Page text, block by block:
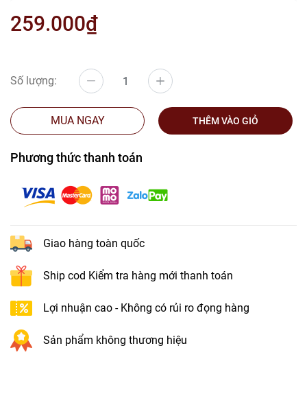
259.000₫
Số lượng:
MUA NGAY THÊM VÀO GIỎ
Phương thức thanh toán
Giao hàng toàn quốc
Ship cod Kiểm tra hàng mới thanh toán
Lợi nhuận cao - Không có rủi ro đọng hàng
Sản phẩm không thương hiệu